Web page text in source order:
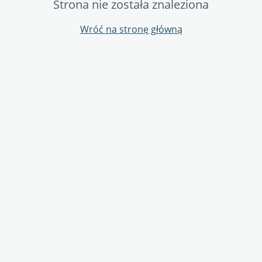
Strona nie została znaleziona
Wróć na stronę główną